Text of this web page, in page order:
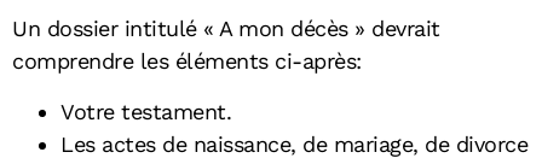
Un dossier intitulé « A mon décès » devrait
comprendre les éléments ci-après:
Votre testament.
Les actes de naissance, de mariage, de divorce